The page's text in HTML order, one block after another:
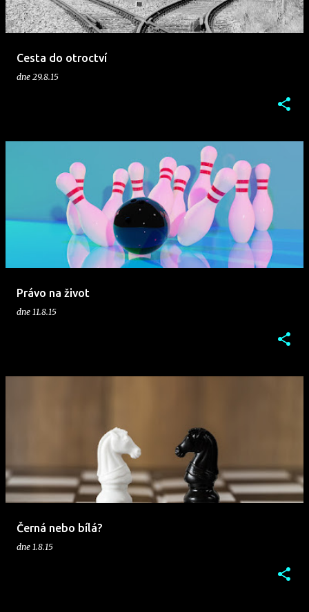
p
ě
Cesta do otroctví
dne 29.8.15
Právo na život
dne 11.8.15
Černá nebo bílá?
dne 1.8.15